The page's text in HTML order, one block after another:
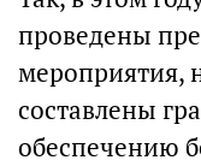
проведены
мероприятия,
составлены
обеспечению